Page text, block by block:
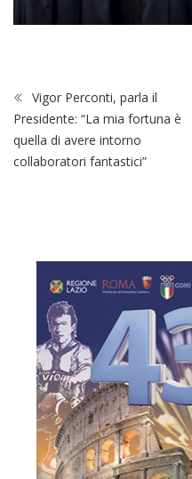
Vigor Perconti, parla il
Presidente: “La mia fortuna è
quella di avere intorno
collaboratori fantastici”